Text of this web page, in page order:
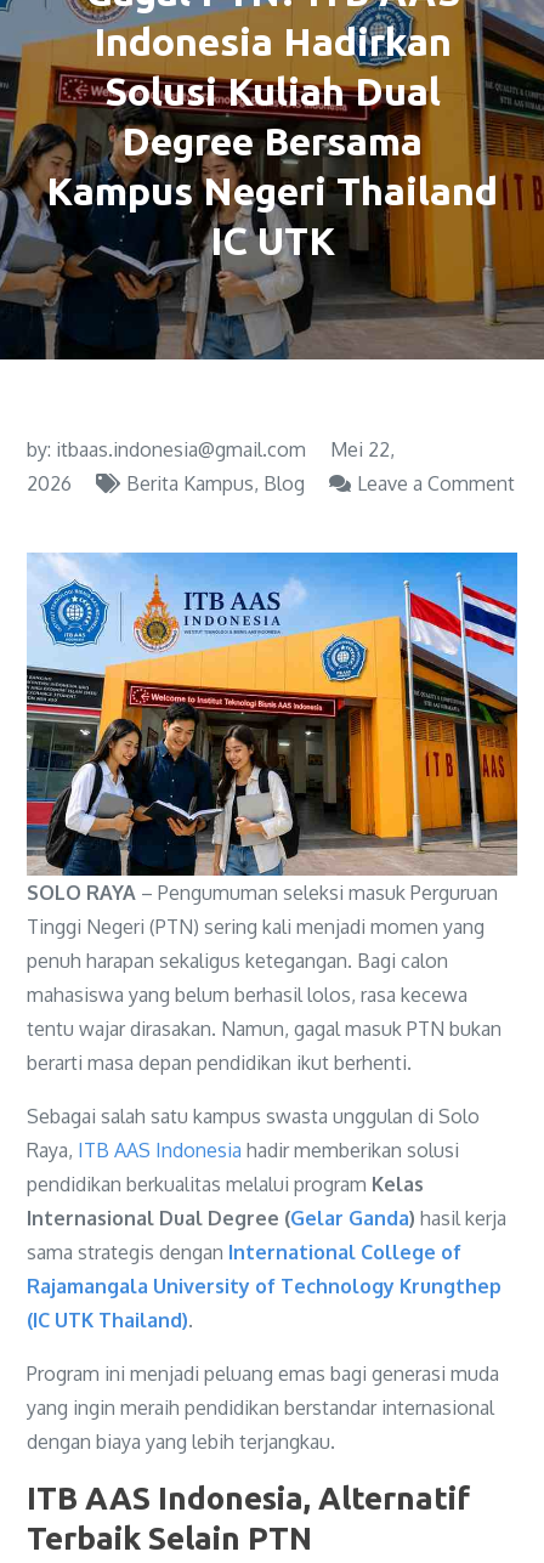
Indonesia Hadirkan
Solusi Kuliah Dual
Degree Bersama
Kampus Negeri Thailand
IC UTK
by: itbaas.indonesia@gmail.com
Mei 22,
2026
Berita Kampus Blog Leave a Comment
SOLO RAYA – Pengumuman seleksi masuk Perguruan
Tinggi Negeri (PTN) sering kali menjadi momen yang
penuh harapan sekaligus ketegangan. Bagi calon
mahasiswa yang belum berhasil lolos, rasa kecewa
tentu wajar dirasakan. Namun, gagal masuk PTN bukan
berarti masa depan pendidikan ikut berhenti.
Sebagai salah satu kampus swasta unggulan di Solo
Raya, ITB AAS Indonesia hadir memberikan solusi
pendidikan berkualitas melalui program Kelas
Internasional Dual Degree (Gelar Ganda) hasil kerja
sama strategis dengan International College of
Rajamangala University of Technology Krungthep
(IC UTK Thailand).
Program ini menjadi peluang emas bagi generasi muda
yang ingin meraih pendidikan berstandar internasional
dengan biaya yang lebih terjangkau.
ITB AAS Indonesia, Alternatif
Terbaik Selain PTN